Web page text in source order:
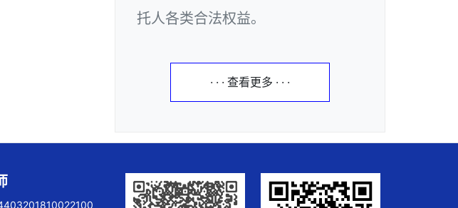
托人各类合法权益。
· · · 查看更多 · · ·